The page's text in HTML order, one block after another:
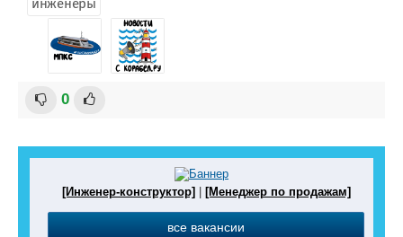
инженеры
0
[Инженер-конструктор] [Менеджер по продажам]
все вакансии